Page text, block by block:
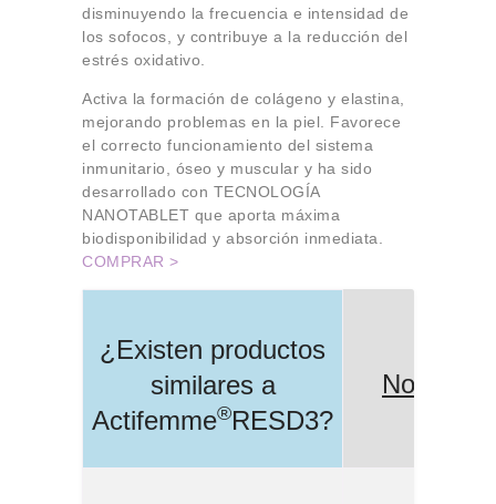
disminuyendo la frecuencia e intensidad de
los sofocos, y contribuye a la reducción del
estrés oxidativo.
Activa la formación de colágeno y elastina,
mejorando problemas en la piel. Favorece
el correcto funcionamiento del sistema
inmunitario, óseo y muscular y ha sido
desarrollado con TECNOLOGÍA
NANOTABLET que aporta máxima
biodisponibilidad y absorción inmediata.
COMPRAR >
¿Existen productos
similares a
Actifemme®RESD3?
No